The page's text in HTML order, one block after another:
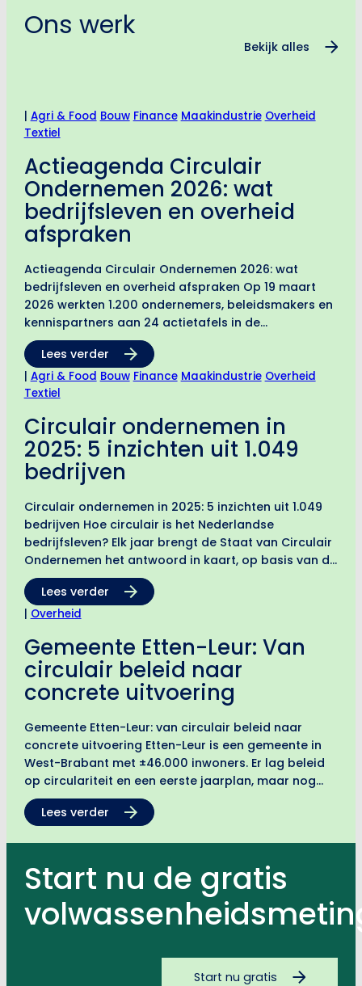
Ons werk
Bekijk alles
| Agri & Food Bouw Finance Maakindustrie Overheid
Textiel
Actieagenda Circulair
Ondernemen 2026: wat
bedrijfsleven en overheid
afspraken
Actieagenda Circulair Ondernemen 2026: wat
bedrijfsleven en overheid afspraken Op 19 maart
2026 werkten 1.200 ondernemers, beleidsmakers en
kennispartners aan 24 actietafels in de
Werkspoorkathedraal in Utrecht. Het resultaat: een
actieagenda met concrete interventies op
nationaal, regionaal en bedrijfsniveau.
Aangeboden…
Lees verder
| Agri & Food Bouw Finance Maakindustrie Overheid
Textiel
Circulair ondernemen in
2025: 5 inzichten uit 1.049
bedrijven
Circulair ondernemen in 2025: 5 inzichten uit 1.049
bedrijven Hoe circulair is het Nederlandse
bedrijfsleven? Elk jaar brengt de Staat van Circulair
Ondernemen het antwoord in kaart, op basis van de
Circulaire Volwassenheidsmeting (CVM). De editie
van 2026 is gebaseerd…
Lees verder
| Overheid
Gemeente Etten-Leur: Van
circulair beleid naar
concrete uitvoering
Gemeente Etten-Leur: van circulair beleid naar
concrete uitvoering Etten-Leur is een gemeente in
West-Brabant met ±46.000 inwoners. Er lag beleid
op circulariteit en een eerste jaarplan, maar nog
geen concreet plan voor de komende jaren. Samen
met Route Circulair vertaalde…
Lees verder
Start nu de gratis
Start nu gratis